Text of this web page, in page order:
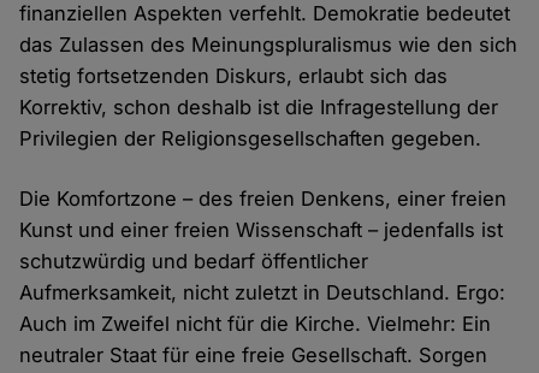
finanziellen Aspekten verfehlt. Demokratie bedeutet
das Zulassen des Meinungspluralismus wie den sich
stetig fortsetzenden Diskurs, erlaubt sich das
Korrektiv, schon deshalb ist die Infragestellung der
Privilegien der Religionsgesellschaften gegeben.
Die Komfortzone – des freien Denkens, einer freien
Kunst und einer freien Wissenschaft – jedenfalls ist
schutzwürdig und bedarf öffentlicher
Aufmerksamkeit, nicht zuletzt in Deutschland. Ergo:
Auch im Zweifel nicht für die Kirche. Vielmehr: Ein
neutraler Staat für eine freie Gesellschaft. Sorgen